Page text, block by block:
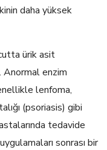
daha yüksek
ürik asit
Anormal enzim
lenfoma,
(psoriasis) gibi
tedavide
sonrası bir